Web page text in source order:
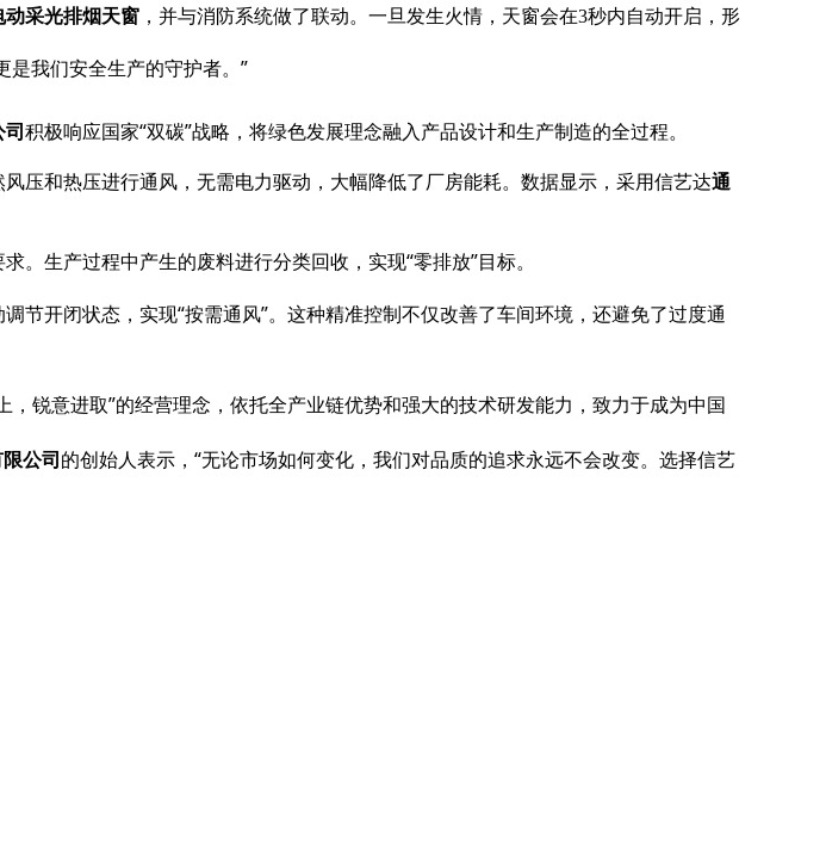
动采光排烟天窗 ，并与消防系统做了联动。一旦发生火情，天窗会在3秒内自动开启，形
是我们安全生产的守护者。 ”
积极响应国家“双碳”战略，将绿色发展理念融入产品设计和生产制造的全过程。
压和热压进行通风，无需电力驱动，大幅降低了厂房能耗。数据显示，采用信艺达通
。生产过程中产生的废料进行分类回收，实现“零排放”目标。
节开闭状态，实现“按需通风”。这种精准控制不仅改善了车间环境，还避免了过度通
，锐意进取”的经营理念，依托全产业链优势和强大的技术研发能力，致力于成为中国
公司 的创始人表示， “无论市场如何变化，我们对品质的追求永远不会改变。选择信艺